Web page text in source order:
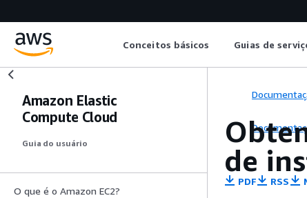
Conceitos básicos Guias de
Amazon Elastic
Compute Cloud
Guia do usuário
O que é o Amazon EC2?
de
PDF RSS